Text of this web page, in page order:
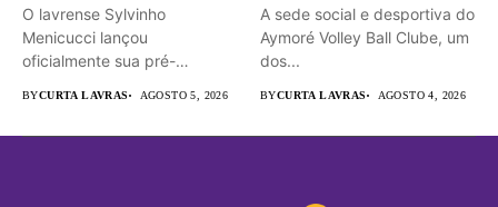
O lavrense Sylvinho
Menicucci lançou
oficialmente sua pré-
BYCURTA LAVRAS AGOSTO 5, 2026
A sede social e desportiva do
Aymoré Volley Ball Clube, um
dos...
BYCURTA LAVRAS AGOSTO 4, 2026